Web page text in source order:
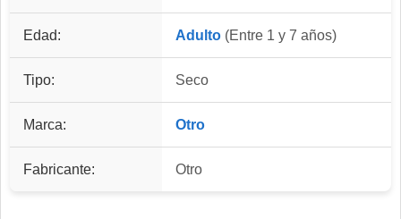
Edad: Adulto (Entre 1 y 7 años)
Tipo: Seco
Marca: Otro
Fabricante: Otro